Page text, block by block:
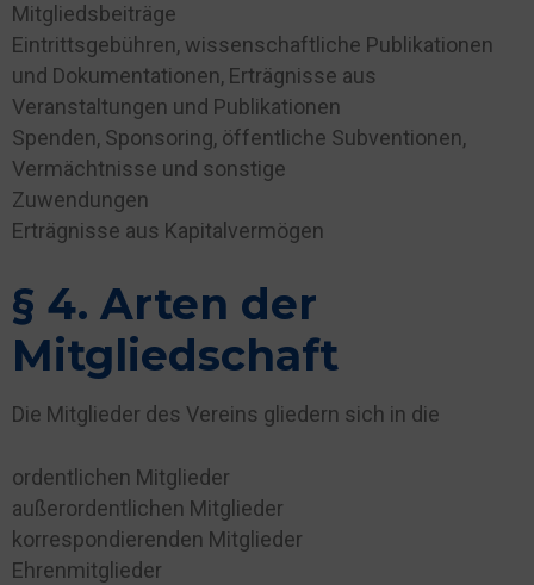
Mitgliedsbeiträge
Eintrittsgebühren, wissenschaftliche Publikationen
und Dokumentationen, Erträgnisse aus
Veranstaltungen und Publikationen
Spenden, Sponsoring, öffentliche Subventionen,
Vermächtnisse und sonstige
Zuwendungen
Erträgnisse aus Kapitalvermögen
§ 4. Arten der
Mitgliedschaft
Die Mitglieder des Vereins gliedern sich in die
ordentlichen Mitglieder
außerordentlichen Mitglieder
korrespondierenden Mitglieder
Ehrenmitglieder